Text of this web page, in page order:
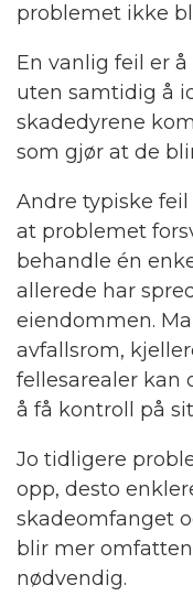
problemet ikke
En vanlig feil er
uten samtidig å
skadedyrene
som gjør at de
Andre typiske
at problemet
behandle én
allerede har
eiendommen.
avfallsrom,
fellesarealer kan
å få kontroll på
Jo tidligere
opp, desto
skadeomfanget
blir mer
nødvendig.